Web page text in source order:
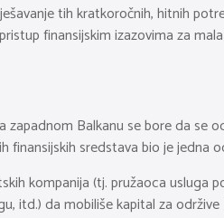
tih kratkoročnih, hitnih
finansijskim izazovima za
Balkanu se bore da
sredstava bio je jedna
kompanija (tj. pružaoca
itd.) da mobiliše kapital za